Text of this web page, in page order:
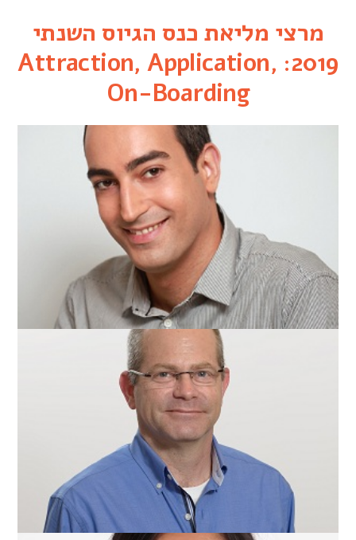
מרצי מליאת כנס הגיוס השנתי
2019: Attraction, Application,
On-Boarding
יוגב כראדי
BDO
דרור פאול
השמה גרופ